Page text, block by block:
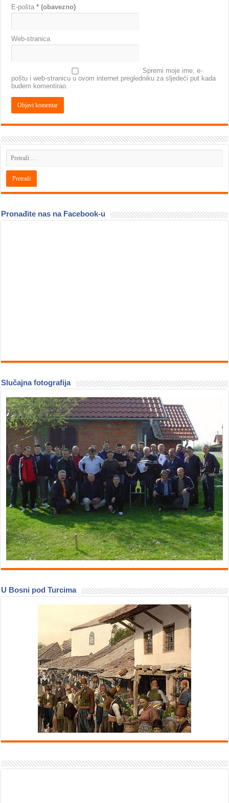
E-pošta* (obavezno)
Web-stranica
Spremi moje ime, e-
poštu i web-stranicu u ovom internet pregledniku za sljedeći put kada
budem komentirao.
Pronađite nas na Facebook-u
Slučajna fotografija
U Bosni pod Turcima